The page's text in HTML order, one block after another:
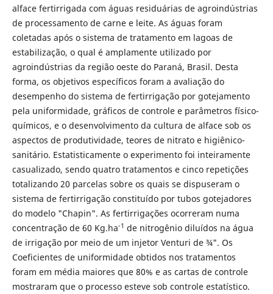
alface fertirrigada com águas residuárias de agroindústrias
de processamento de carne e leite. As águas foram
coletadas após o sistema de tratamento em lagoas de
estabilização, o qual é amplamente utilizado por
agroindústrias da região oeste do Paraná, Brasil. Desta
forma, os objetivos específicos foram a avaliação do
desempenho do sistema de fertirrigação por gotejamento
pela uniformidade, gráficos de controle e parâmetros físico-
químicos, e o desenvolvimento da cultura de alface sob os
aspectos de produtividade, teores de nitrato e higiênico-
sanitário. Estatisticamente o experimento foi inteiramente
casualizado, sendo quatro tratamentos e cinco repetições
totalizando 20 parcelas sobre os quais se dispuseram o
sistema de fertirrigação constituído por tubos gotejadores
do modelo "Chapin". As fertirrigações ocorreram numa
concentração de 60 Kg.ha-1 de nitrogênio diluídos na água
de irrigação por meio de um injetor Venturi de ¾". Os
Coeficientes de uniformidade obtidos nos tratamentos
foram em média maiores que 80% e as cartas de controle
mostraram que o processo esteve sob controle estatístico.